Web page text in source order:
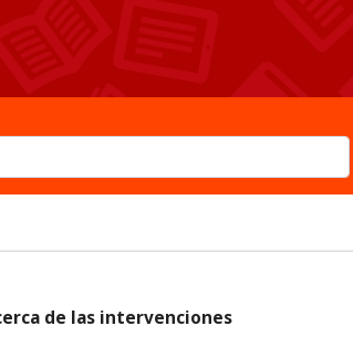
de las intervenciones